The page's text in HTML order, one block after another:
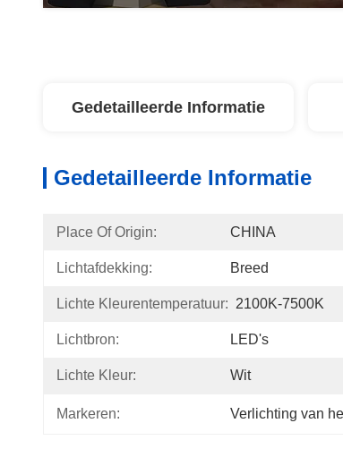
Gedetailleerde Informatie
Gedetailleerde Informatie
Place Of Origin: CHINA
Lichtafdekking: Breed
Lichte Kleurentemperatuur: 2100K-7500K
Lichtbron: LED's
Lichte Kleur: Wit
Markeren: Verlichting van